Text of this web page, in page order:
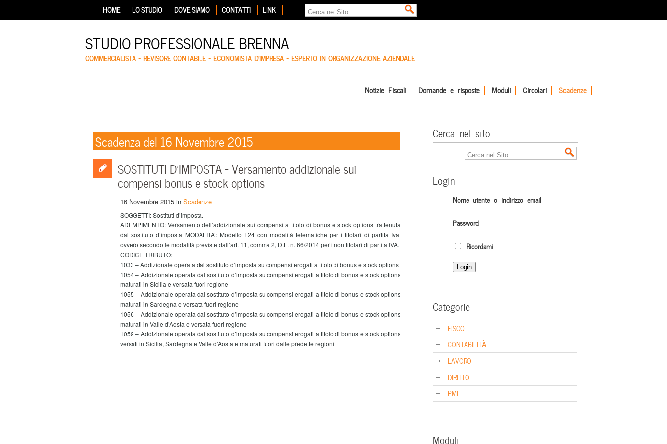
HOME LO STUDIO DOVE SIAMO CONTATTI LINK
STUDIO PROFESSIONALE BRENNA
COMMERCIALISTA – REVISORE CONTABILE – ECONOMISTA D'IMPRESA – ESPERTO IN ORGANIZZAZIONE AZIENDALE
Notizie Fiscali Domande e risposte Moduli Circolari Scadenze
Scadenza del 16 Novembre 2015
SOSTITUTI D’IMPOSTA – Versamento addizionale sui
compensi bonus e stock options
16 Novembre 2015 in Scadenze
SOGGETTI: Sostituti d’imposta.
ADEMPIMENTO: Versamento dell’addizionale sui compensi a titolo di bonus e stock options trattenuta
dal sostituto d’imposta MODALITA’: Modello F24 con modalità telematiche per i titolari di partita Iva,
ovvero secondo le modalità previste dall’art. 11, comma 2, D.L. n. 66/2014 per i non titolari di partita IVA.
CODICE TRIBUTO:
1033 – Addizionale operata dal sostituto d’imposta su compensi erogati a titolo di bonus e stock options
1054 – Addizionale operata dal sostituto d’imposta su compensi erogati a titolo di bonus e stock options
maturati in Sicilia e versata fuori regione
1055 – Addizionale operata dal sostituto d’imposta su compensi erogati a titolo di bonus e stock options
maturati in Sardegna e versata fuori regione
1056 – Addizionale operata dal sostituto d’imposta su compensi erogati a titolo di bonus e stock options
maturati in Valle d’Aosta e versata fuori regione
1059 – Addizionale operata dal sostituto d’imposta su compensi erogati a titolo di bonus e stock options
versati in Sicilia, Sardegna e Valle d’Aosta e maturati fuori dalle predette regioni
Cerca nel sito
Login
Nome utente o indirizzo email
Password
Ricordami
Categorie
FISCO
CONTABILITÀ
LAVORO
DIRITTO
PMI
Moduli